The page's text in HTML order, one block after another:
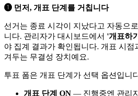
➊ 먼저, 개표 단계를 거칩니다
선거는 종료 시각이 지났다고 자동으
니다. 관리자가 대시보드에서 '개표하
야 집계 결과가 확인됩니다. 개표 시점
겨두는 무결성 장치예요.
투표 폼은 개표 단계가 선택 옵션입니
개표 단계 ON — 진행중엔 관리